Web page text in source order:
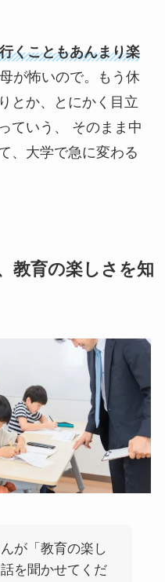
くこともあんまり楽
が怖いので。もう休
とか、とにかく目立
ていう、 そのまま中
、大学で急に変わる
教育の楽しさを知
が「教育の楽し
を聞かせてくだ